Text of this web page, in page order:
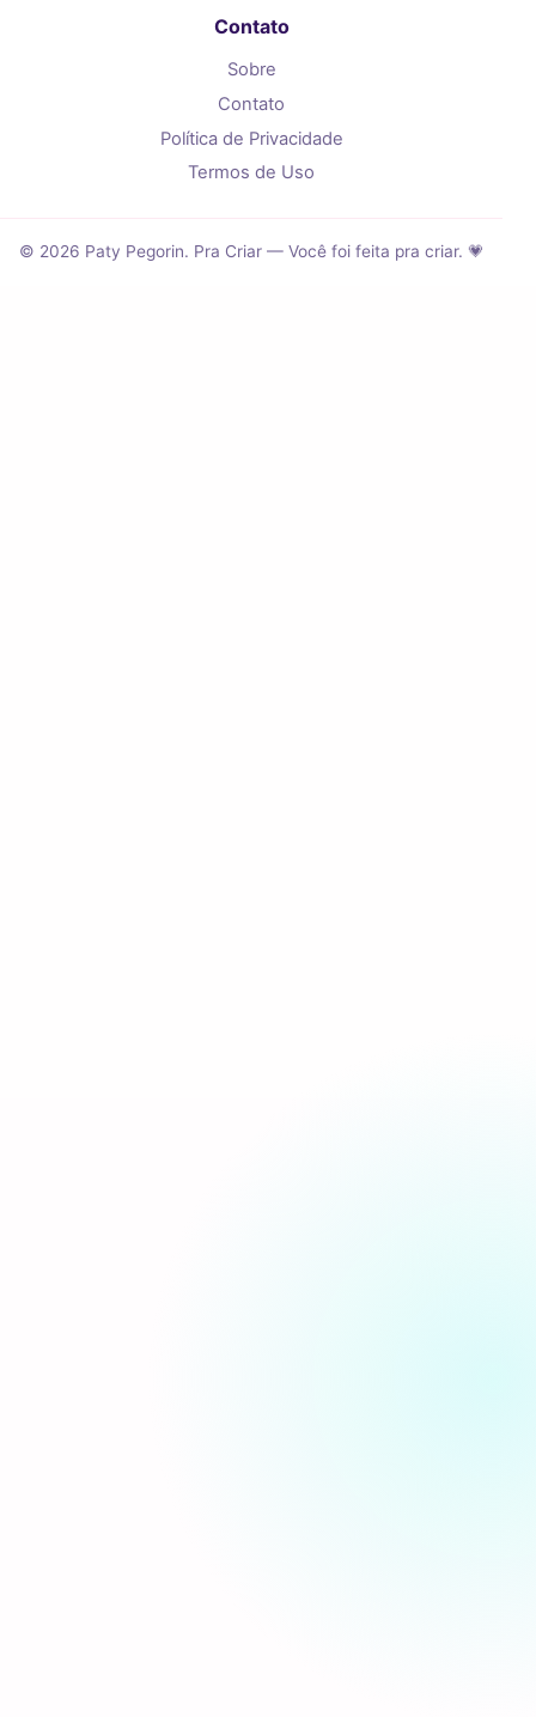
Contato
Sobre
Contato
Política de Privacidade
Termos de Uso
© 2026 Paty Pegorin. Pra Criar — Você foi feita pra criar. 💗